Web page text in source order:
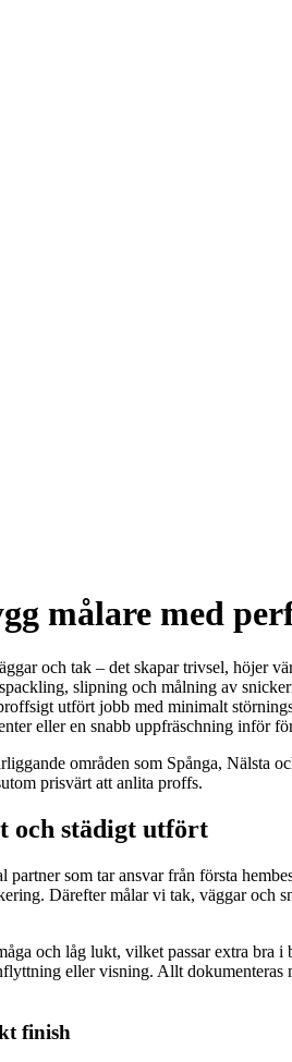
målare med
och tak – det skapar trivsel, höjer
slipning och målning av
utfört jobb med minimalt
eller en snabb uppfräschning inför
områden som Spånga,
prisvärt att anlita proffs.
och städigt utfört
som tar ansvar från första
Därefter målar vi tak, väggar
och låg lukt, vilket passar extra bra
eller visning. Allt
finish